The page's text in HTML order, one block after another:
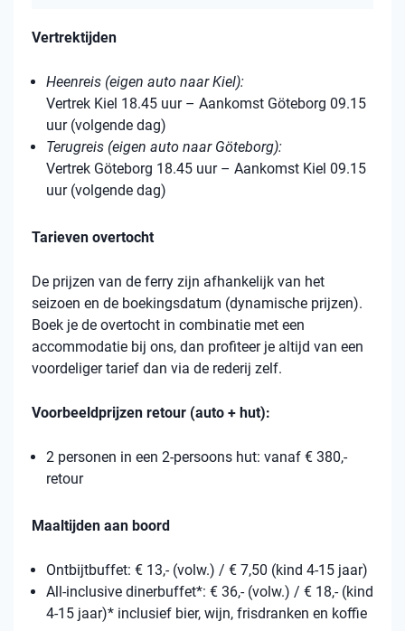
Vertrektijden
Heenreis (eigen auto naar Kiel):
Vertrek Kiel 18.45 uur – Aankomst Göteborg 09.15
uur (volgende dag)
Terugreis (eigen auto naar Göteborg):
Vertrek Göteborg 18.45 uur – Aankomst Kiel 09.15
uur (volgende dag)
Tarieven overtocht
De prijzen van de ferry zijn afhankelijk van het
seizoen en de boekingsdatum (dynamische prijzen).
Boek je de overtocht in combinatie met een
accommodatie bij ons, dan profiteer je altijd van een
voordeliger tarief dan via de rederij zelf.
Voorbeeldprijzen retour (auto + hut):
2 personen in een 2-persoons hut: vanaf € 380,-
retour
Maaltijden aan boord
Ontbijtbuffet: € 13,- (volw.) / € 7,50 (kind 4-15 jaar)
All-inclusive dinerbuffet*: € 36,- (volw.) / € 18,- (kind
4-15 jaar)* inclusief bier, wijn, frisdranken en koffie